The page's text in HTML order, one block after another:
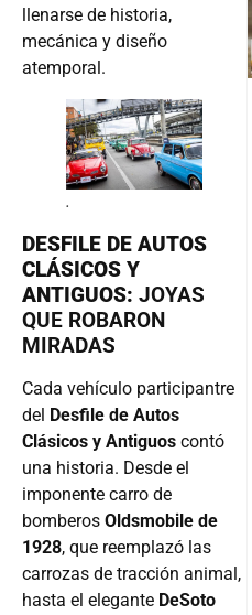
llenarse de historia,
mecánica y diseño
atemporal.
.
DESFILE DE AUTOS
CLÁSICOS Y
ANTIGUOS: JOYAS
QUE ROBARON
MIRADAS
Cada vehículo participantre
del Desfile de Autos
Clásicos y Antiguos contó
una historia. Desde el
imponente carro de
bomberos Oldsmobile de
1928, que reemplazó las
carrozas de tracción animal,
hasta el elegante DeSoto